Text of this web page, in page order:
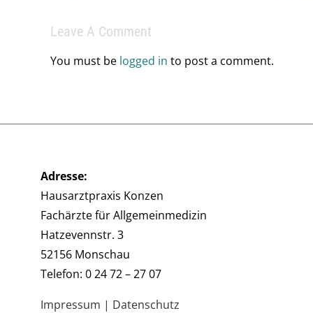
Leave A Comment
You must be logged in to post a comment.
Adresse:
Hausarztpraxis Konzen
Fachärzte für Allgemeinmedizin
Hatzevennstr. 3
52156 Monschau
Telefon: 0 24 72 – 27 07
Impressum | Datenschutz